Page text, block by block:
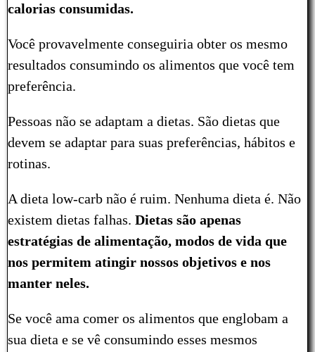
calorias consumidas.
Você provavelmente conseguiria obter os mesmo
resultados consumindo os alimentos que você tem
preferência.
Pessoas não se adaptam a dietas. São dietas que
devem se adaptar para suas preferências, hábitos e
rotinas.
A dieta low-carb não é ruim. Nenhuma dieta é. Não
existem dietas falhas. Dietas são apenas
estratégias de alimentação, modos de vida que
nos permitem atingir nossos objetivos e nos
manter neles.
Se você ama comer os alimentos que englobam a
sua dieta e se vê consumindo esses mesmos